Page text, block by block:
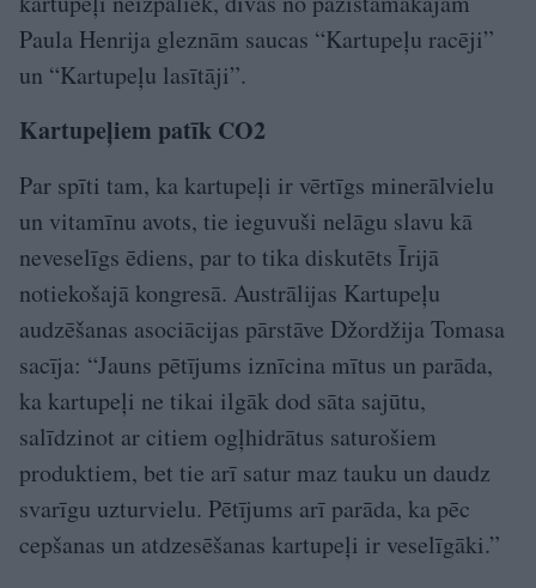
Paula Henrija gleznām saucas “Kartupeļu racēji”
un “Kartupeļu lasītāji”.
Kartupeļiem patīk CO2
Par spīti tam, ka kartupeļi ir vērtīgs minerālvielu
un vitamīnu avots, tie ieguvuši nelāgu slavu kā
neveselīgs ēdiens, par to tika diskutēts Īrijā
notiekošajā kongresā. Austrālijas Kartupeļu
audzēšanas asociācijas pārstāve Džordžija Tomasa
sacīja: “Jauns pētījums iznīcina mītus un parāda,
ka kartupeļi ne tikai ilgāk dod sāta sajūtu,
salīdzinot ar citiem ogļhidrātus saturošiem
produktiem, bet tie arī satur maz tauku un daudz
svarīgu uzturvielu. Pētījums arī parāda, ka pēc
cepšanas un atdzesēšanas kartupeļi ir veselīgāki.”